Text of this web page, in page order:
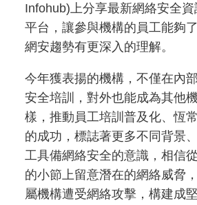
Infohub)上分享最新網絡安全
平台，讓參與機構的員工能夠
網安趨勢有更深入的理解。
今年獲表揚的機構，不僅在內
安全培訓，對外也能成為其他
樣，推動員工培訓普及化、恆
的成功，標誌著更多不同背景
工具備網絡安全的意識，相信
的小節上留意潛在的網絡威脅
屬機構遭受網絡攻擊，構建成